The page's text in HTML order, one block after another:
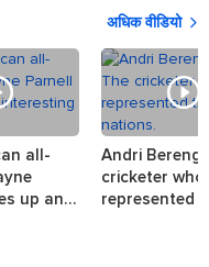
अधिक वीडियो
all-
up an
Andri
cricketer who
represented